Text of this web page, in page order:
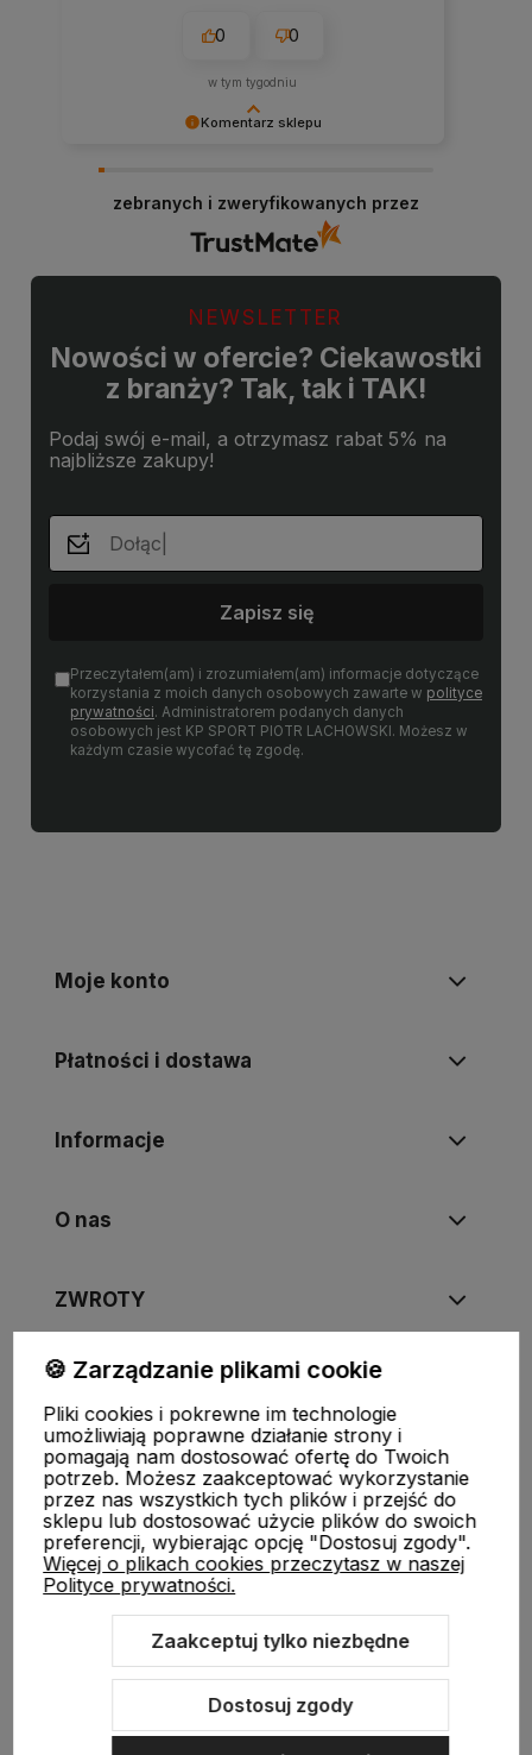
Komentarz sklepu
doświadczeniem. Jesteśmy szczęśliwi, że mamy
takich klientów. Z pozdrowieniami, obsługa
0 0
w tym tygodniu
zebranych i zweryfikowanych przez
NEWSLETTER
Nowości w ofercie? Ciekawostki
z branży? Tak, tak i TAK!
Podaj swój e-mail, a otrzymasz rabat 5% na
najbliższe zakupy!
Zapisz się
Przeczytałem(am) i zrozumiałem(am) informacje dotyczące
korzystania z moich danych osobowych zawarte w polityce
prywatności. Administratorem podanych danych
osobowych jest KP SPORT PIOTR LACHOWSKI. Możesz w
każdym czasie wycofać tę zgodę.
Moje konto
Płatności i dostawa
Informacje
O nas
ZWROTY
FUJIMAE| Tel:720-449-766,720-449-767 |
sklep@fujimae.pl |NIP: 9482312351 |REGON: 521904681
Sklep internetowy Shoper.pl Szablon Shoper Modern 3.0™
🍪 Zarządzanie plikami cookie
Pliki cookies i pokrewne im technologie
umożliwiają poprawne działanie strony i
pomagają nam dostosować ofertę do Twoich
potrzeb. Możesz zaakceptować wykorzystanie
przez nas wszystkich tych plików i przejść do
sklepu lub dostosować użycie plików do swoich
preferencji, wybierając opcję "Dostosuj zgody".
Więcej o plikach cookies przeczytasz w naszej
Polityce prywatności.
Zaakceptuj tylko niezbędne
Dostosuj zgody